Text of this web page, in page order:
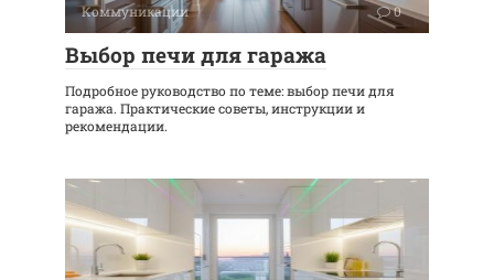
Коммуникации 0
Выбор печи для гаража
Подробное руководство по теме: выбор печи для
гаража. Практические советы, инструкции и
рекомендации.